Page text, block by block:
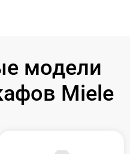
модели
Miele